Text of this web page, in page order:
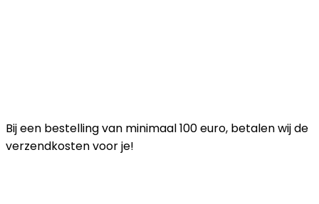
Bij een bestelling van minimaal 100 euro, betalen wij de
verzendkosten voor je!